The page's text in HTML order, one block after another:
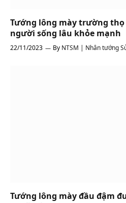
Tướng lông mày trường thọ
người sống lâu khỏe mạnh
22/11/2023 By NTSM | Nhân tướng
Tướng lông mày đầu đậm